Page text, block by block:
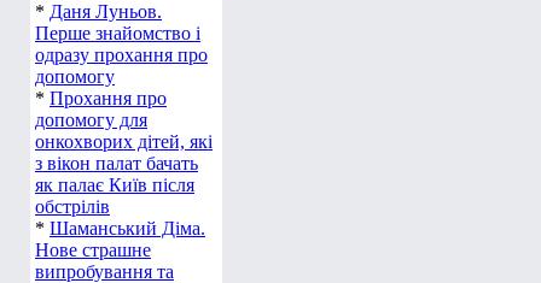
* Даня Луньов.
Перше знайомство і
одразу прохання про
допомогу
* Прохання про
допомогу для
онкохворих дітей, які
з вікон палат бачать
як палає Київ після
обстрілів
* Шаманський Діма.
Нове страшне
випробування та